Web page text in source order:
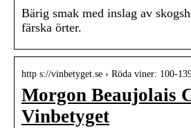
Bärig smak med inslag av
färska örter.
http s://vinbetyget.se › Röda viner: 100-
Morgon Beaujolais
Vinbetyget